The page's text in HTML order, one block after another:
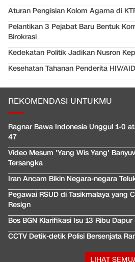
Aturan Pengisian Kolom Agama di
Pelantikan 3 Pejabat Baru Bentuk
Birokrasi
Kedekatan Politik Jadikan Nusron
Kesehatan Tahanan Penderita HIV/
REKOMENDASI UNTUKMU
Ragnar Bawa Indonesia Unggul 1-0
47
Video Mesum 'Yang Wis Yang'
Tersangka
Iran Ancam Bikin Negara-negara
Pegawai RSUD di Tasikmalaya yang
Resign
Bos BGN Klarifikasi Isu 13 Ribu
CCTV Detik-detik Polisi Bersenjata
LIHAT